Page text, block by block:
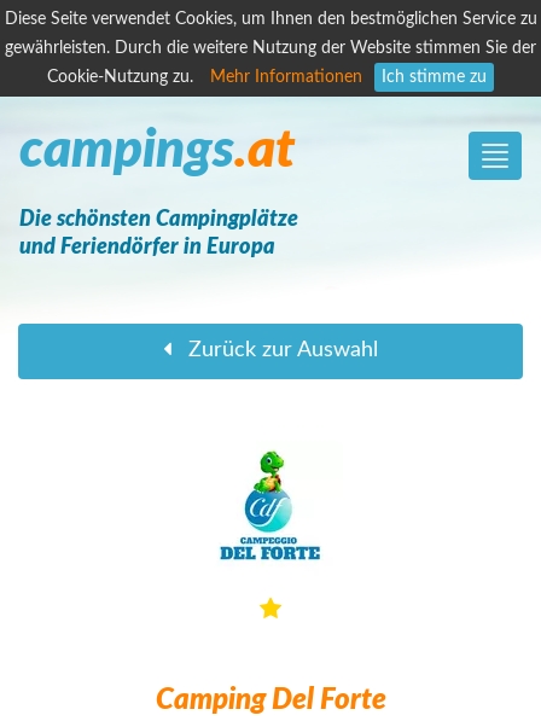
Diese Seite verwendet Cookies, um Ihnen den bestmöglichen Service zu
gewährleisten. Durch die weitere Nutzung der Website stimmen Sie der
Cookie-Nutzung zu.
Mehr Informationen Ich stimme zu
Toggle
campings.at
Die schönsten Campingplätze
und Feriendörfer in Europa
Zurück zur Auswahl
Camping Del Forte